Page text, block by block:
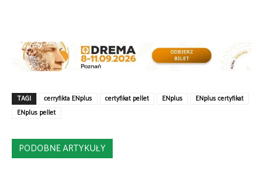
TAGI cerryfikta ENplus certyfikat pellet ENplus
ENplus certyfikat
ENplus pellet
PODOBNE ARTYKUŁY